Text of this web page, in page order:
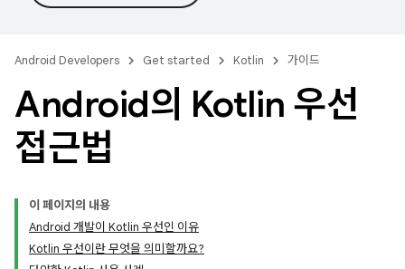
Android Developers Get started Kotlin 가이드
Android의 Kotlin 우선
접근법
이 페이지의 내용
Android 개발이 Kotlin 우선인 이유
Kotlin 우선이란 무엇을 의미할까요?